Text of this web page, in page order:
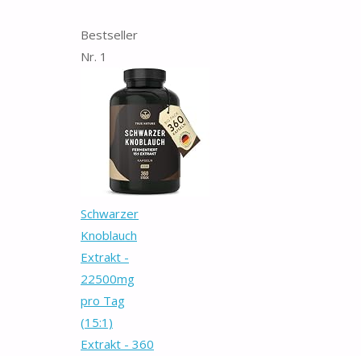
Bestseller
Nr. 1
Schwarzer
Knoblauch
Extrakt -
22500mg
pro Tag
(15:1)
Extrakt - 360